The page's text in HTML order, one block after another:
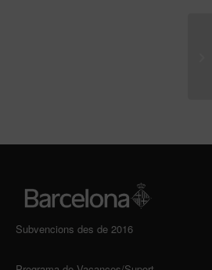
Subvencions des de 2016